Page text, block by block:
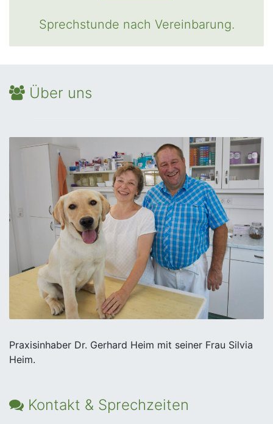
Sprechstunde nach Vereinbarung.
Über uns
Praxisinhaber Dr. Gerhard Heim mit seiner Frau Silvia
Heim.
Kontakt & Sprechzeiten